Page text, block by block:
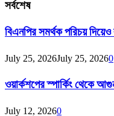
pagination
সর্বশেষ
বিএনপির সমর্থক পরিচয়
July 25, 2026July 25, 20260
ওয়ার্কশপের স্পার্কিং থেকে
July 12, 20260